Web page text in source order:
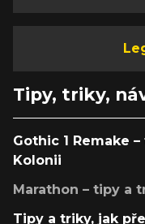
Tipy, triky,
Gothic 1 Remake
Kolonii
Marathon – tipy a
Tipy a triky, jak